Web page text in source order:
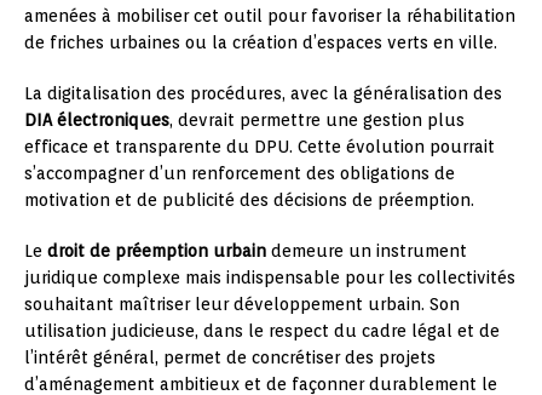
amenées à mobiliser cet outil pour favoriser la réhabilitation
de friches urbaines ou la création d’espaces verts en ville.
La digitalisation des procédures, avec la généralisation des
DIA électroniques, devrait permettre une gestion plus
efficace et transparente du DPU. Cette évolution pourrait
s’accompagner d’un renforcement des obligations de
motivation et de publicité des décisions de préemption.
Le droit de préemption urbain demeure un instrument
juridique complexe mais indispensable pour les collectivités
souhaitant maîtriser leur développement urbain. Son
utilisation judicieuse, dans le respect du cadre légal et de
l’intérêt général, permet de concrétiser des projets
d’aménagement ambitieux et de façonner durablement le